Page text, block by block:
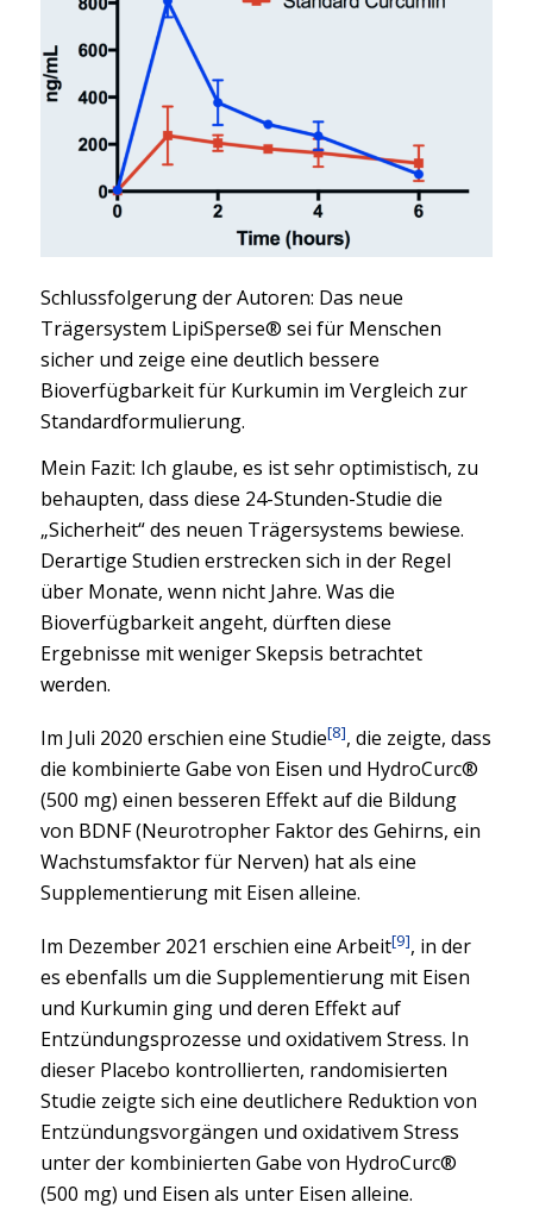
Schlussfolgerung der Autoren: Das neue
Trägersystem LipiSperse® sei für Menschen
sicher und zeige eine deutlich bessere
Bioverfügbarkeit für Kurkumin im Vergleich zur
Standardformulierung.
Mein Fazit: Ich glaube, es ist sehr optimistisch, zu
behaupten, dass diese 24-Stunden-Studie die
„Sicherheit“ des neuen Trägersystems bewiese.
Derartige Studien erstrecken sich in der Regel
über Monate, wenn nicht Jahre. Was die
Bioverfügbarkeit angeht, dürften diese
Ergebnisse mit weniger Skepsis betrachtet
werden.
Im Juli 2020 erschien eine Studie[8], die zeigte, dass
die kombinierte Gabe von Eisen und HydroCurc®
(500 mg) einen besseren Effekt auf die Bildung
von BDNF (Neurotropher Faktor des Gehirns, ein
Wachstumsfaktor für Nerven) hat als eine
Supplementierung mit Eisen alleine.
Im Dezember 2021 erschien eine Arbeit[9], in der
es ebenfalls um die Supplementierung mit Eisen
und Kurkumin ging und deren Effekt auf
Entzündungsprozesse und oxidativem Stress. In
dieser Placebo kontrollierten, randomisierten
Studie zeigte sich eine deutlichere Reduktion von
Entzündungsvorgängen und oxidativem Stress
unter der kombinierten Gabe von HydroCurc®
(500 mg) und Eisen als unter Eisen alleine.